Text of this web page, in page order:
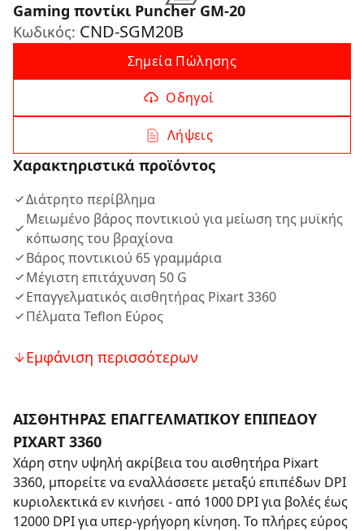
Gaming ποντίκι Puncher GM-20
Κωδικός: CND-SGM20B
Σημεία Πώλησης
Οδηγοί
Λήψεις
Χαρακτηριστικά προϊόντος
Διάτρητο περίβλημα
Μειωμένο βάρος ποντικιού για μείωση της μυϊκής
κόπωσης του βραχίονα
Βάρος ποντικιού 65 γραμμάρια
Μέγιστη επιτάχυνση 50 G
Επαγγελματικός αισθητήρας Pixart 3360
Πέλματα Teflon Εύρος
Εμφάνιση περισσότερων
ΑΙΣΘΗΤΉΡΑΣ ΕΠΑΓΓΕΛΜΑΤΙΚΟΎ ΕΠΙΠΈΔΟΥ
PIXART 3360
Χάρη στην υψηλή ακρίβεια του αισθητήρα Pixart
3360, μπορείτε να εναλλάσσετε μεταξύ επιπέδων DPI
κυριολεκτικά εν κινήσει - από 1000 DPI για βολές έως
12000 DPI για υπερ-γρήγορη κίνηση. Το πλήρες εύρος